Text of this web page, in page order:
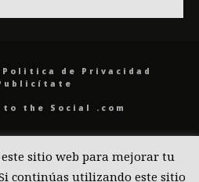
Politica de Privacidad
to the Social .com
sitio web para mejorar tu
continúas utilizando este sitio